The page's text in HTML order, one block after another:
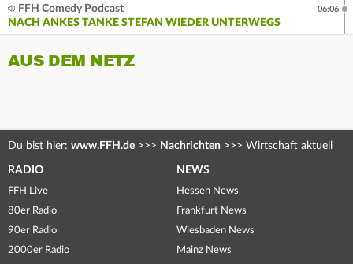
FFH Comedy Podcast
NACH ANKES TANKE STEFAN WIEDER UNTERWEGS
06:06
AUS DEM NETZ
Du bist hier: www.FFH.de >>> Nachrichten >>> Wirtschaft aktuell
RADIO
FFH Live
80er Radio
90er Radio
2000er Radio
NEWS
Hessen News
Frankfurt News
Wiesbaden News
Mainz News